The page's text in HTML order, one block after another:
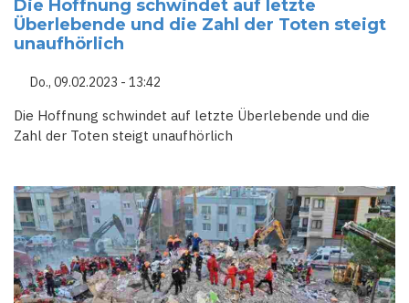
Die Hoffnung schwindet auf letzte
Überlebende und die Zahl der Toten steigt
unaufhörlich
Do., 09.02.2023 - 13:42
Die Hoffnung schwindet auf letzte Überlebende und die
Zahl der Toten steigt unaufhörlich